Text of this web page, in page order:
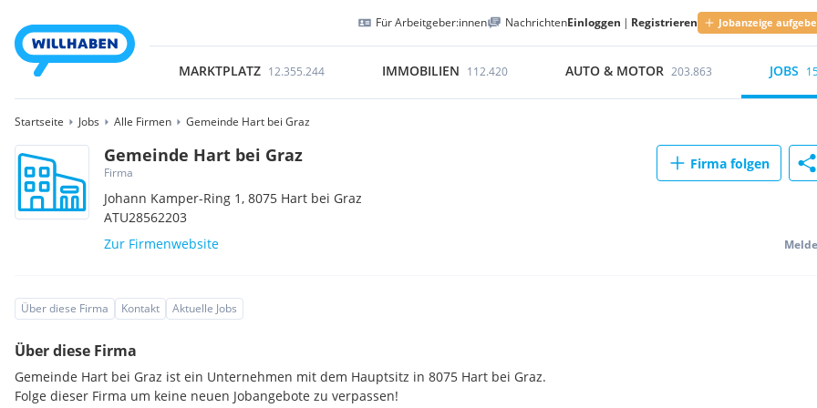
Für Arbeitgeber:innen NachrichtenEinloggen | Registrieren Jobanzeige
MARKTPLATZ 12.355.244 IMMOBILIEN 112.420 AUTO & MOTOR 203.863 JOBS
Startseite Jobs Alle Firmen Gemeinde Hart bei Graz
Gemeinde Hart bei Graz
Firma
Johann Kamper-Ring 1,8075 Hart bei Graz
ATU28562203
Zur Firmenwebsite
Firma folgen
Über diese Firma Kontakt Aktuelle Jobs
Über diese Firma
Gemeinde Hart bei Graz ist ein Unternehmen mit dem Hauptsitz in 8075 Hart bei Graz.
Folge dieser Firma um keine neuen Jobangebote zu verpassen!